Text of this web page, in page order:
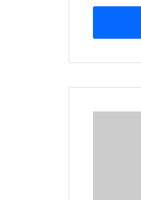
t
r
u